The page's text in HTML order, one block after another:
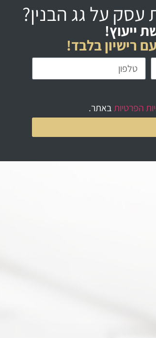
עסק על גג הבנין?
ייעוץ!
רישיון בלבד!
הפרטיותבאתר.